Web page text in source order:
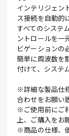
インテリジェン
ス接続を自動的
すべてのシステ
ントロールを一
ビゲーションの
簡単に周波数を
付けて、システ
※詳細な製品仕
合わせをお願い
※ご使用前にご
上、ご購入をお
※商品の仕様、